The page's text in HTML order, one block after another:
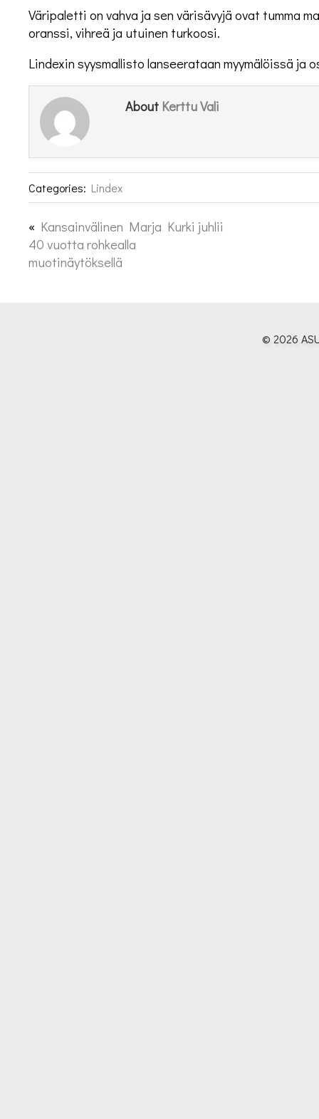
Väripaletti on vahva ja sen värisävyjä ovat tumma
oranssi, vihreä ja utuinen turkoosi.
Lindexin syysmallisto lanseerataan myymälöissä ja
About Kerttu Vali
Categories: Lindex
« Kansainvälinen Marja Kurki juhlii
40 vuotta rohkealla
muotinäytöksellä
© 2026